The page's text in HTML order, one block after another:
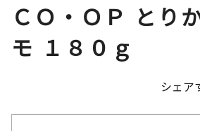
シェア
ＣＯ・ＯＰ とり
モ １８０ｇ